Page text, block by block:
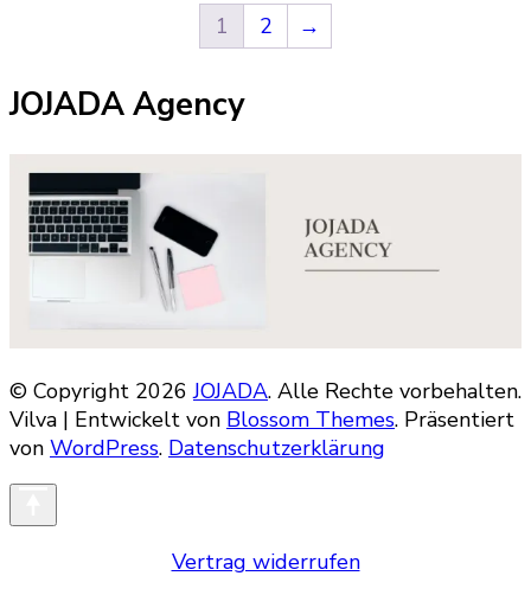
1 2 →
JOJADA Agency
© Copyright 2026JOJADA. Alle Rechte vorbehalten.
Vilva | Entwickelt von Blossom Themes. Präsentiert
von WordPress. Datenschutzerklärung
Vertrag widerrufen